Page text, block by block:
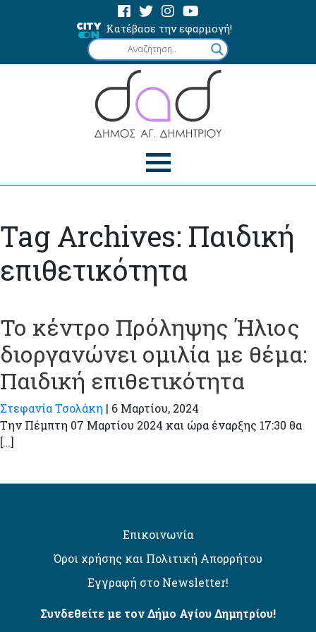
Κατέβασε την εφαρμογή!
Tag Archives: Παιδική
επιθετικότητα
Το κέντρο Πρόληψης Ήλιος
διοργανώνει ομιλία με θέμα:
Παιδική επιθετικότητα
Στεφανία Τσολάκη | 6 Μαρτίου, 2024
Την Πέμπτη 07 Μαρτίου 2024 και ώρα έναρξης 17:30 θα
[…]
Επικοινωνία
Όροι χρήσης και Πολιτική Απορρήτου
Εγγραφή στο Newsletter!
Συνδεθείτε με τον Δήμο Αγίου Δημητρίου!